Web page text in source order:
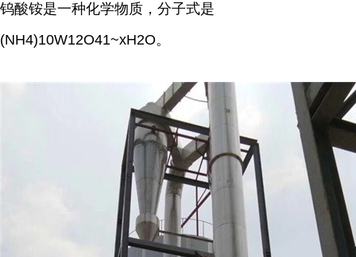
钨酸铵是一种化学物质，分子式是
(NH4)10W12O41~xH2O。